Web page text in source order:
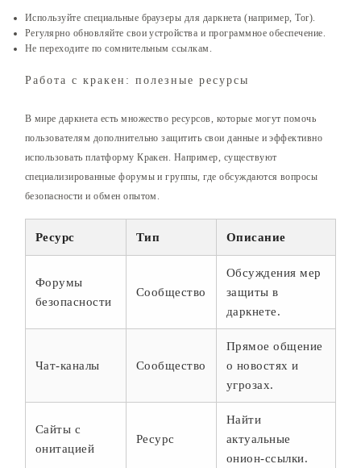
Используйте специальные браузеры для даркнета (например, Tor).
Регулярно обновляйте свои устройства и программное обеспечение.
Не переходите по сомнительным ссылкам.
Работа с кракен: полезные ресурсы
В мире даркнета есть множество ресурсов, которые могут помочь
пользователям дополнительно защитить свои данные и эффективно
использовать платформу Кракен. Например, существуют
специализированные форумы и группы, где обсуждаются вопросы
безопасности и обмен опытом.
Ресурс Тип Описание
Форумы
безопасности
Сообщество
Обсуждения мер
защиты в
даркнете.
Чат-каналы Сообщество
Прямое общение
о новостях и
угрозах.
Сайты с
онитацией
Ресурс
Найти
актуальные
онион-ссылки.